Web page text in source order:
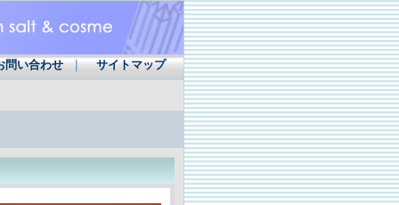
問い合わせ｜ サイトマップ